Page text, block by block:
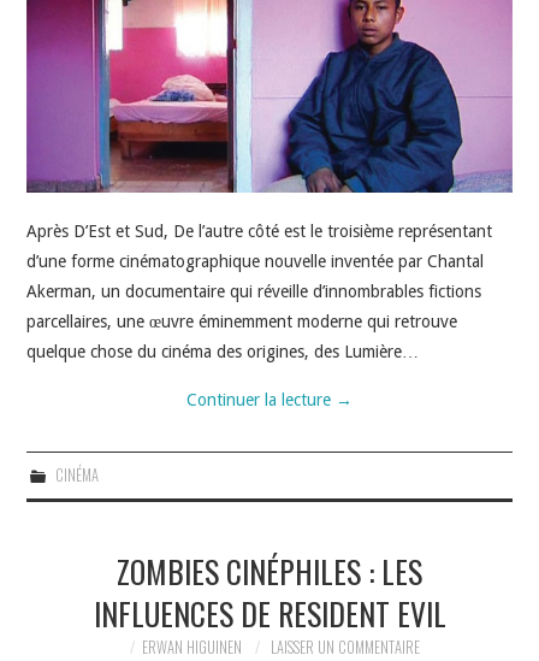
Après D’Est et Sud, De l’autre côté est le troisième représentant
d’une forme cinématographique nouvelle inventée par Chantal
Akerman, un documentaire qui réveille d’innombrables fictions
parcellaires, une œuvre éminemment moderne qui retrouve
quelque chose du cinéma des origines, des Lumière…
Continuer la lecture →
CINÉMA
ZOMBIES CINÉPHILES : LES
INFLUENCES DE RESIDENT EVIL
ERWAN HIGUINEN LAISSER UN COMMENTAIRE